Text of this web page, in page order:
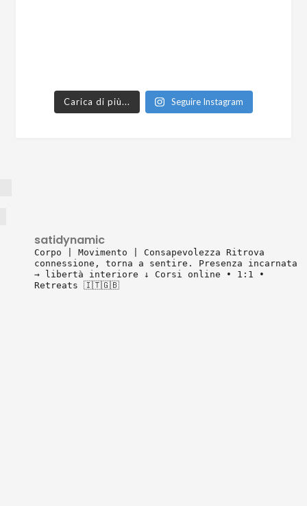
Carica di più... Seguire Instagram
satidynamic
Corpo | Movimento | Consapevolezza Ritrova
connessione, torna a sentire.
Presenza incarnata
→ libertà interiore ↓ Corsi online • 1:1 •
Retreats 🇮🇹🇬🇧